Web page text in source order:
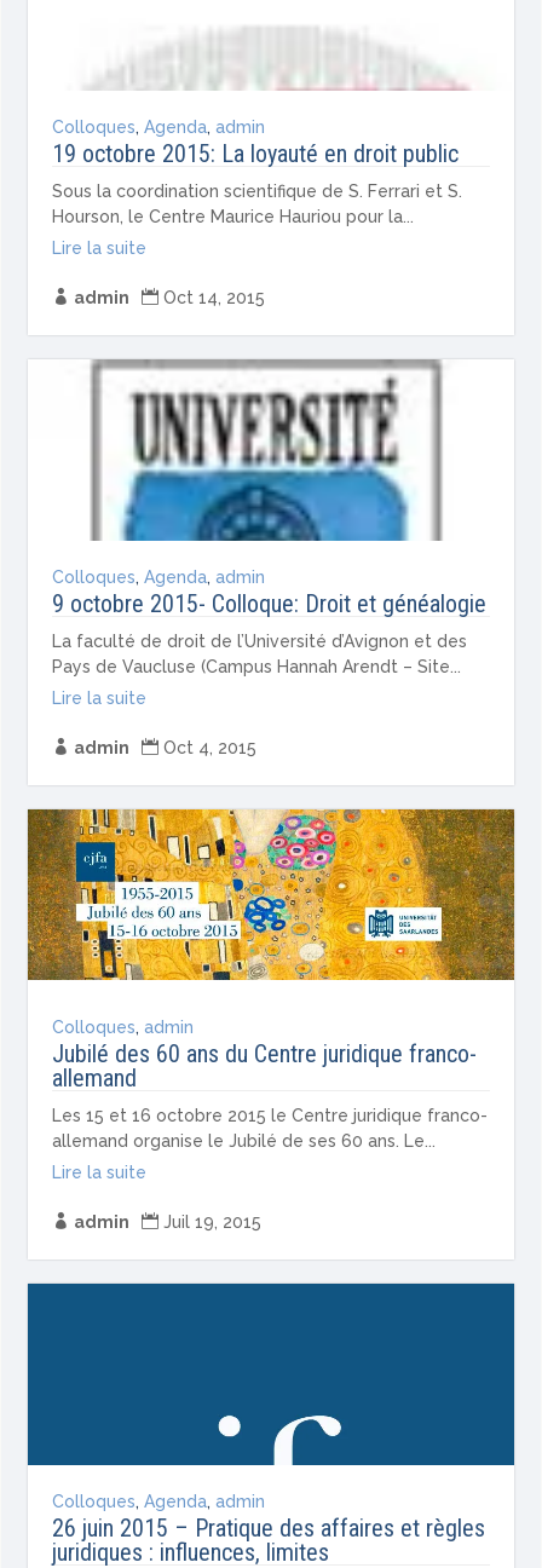
Colloques,Agenda,admin
19 octobre 2015: La loyauté en droit public
Sous la coordination scientifique de S. Ferrari et S.
Hourson, le Centre Maurice Hauriou pour la...
Lire la suite
 admin  Oct 14, 2015
Colloques,Agenda,admin
9 octobre 2015- Colloque: Droit et généalogie
La faculté de droit de l’Université d’Avignon et des
Pays de Vaucluse (Campus Hannah Arendt – Site...
Lire la suite
 admin  Oct 4, 2015
Colloques,admin
Jubilé des 60 ans du Centre juridique franco-
allemand
Les 15 et 16 octobre 2015 le Centre juridique franco-
allemand organise le Jubilé de ses 60 ans. Le...
Lire la suite
 admin  Juil 19, 2015
Colloques,Agenda,admin
26 juin 2015 – Pratique des affaires et règles
juridiques : influences, limites